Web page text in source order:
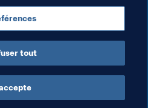
DES DONNÉES
droits sont réservés.
tout